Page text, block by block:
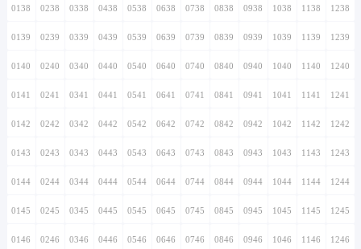
0138 0238 0338 0438 0538 0638 0738 0838 0938 1038 1138 1238
0139 0239 0339 0439 0539 0639 0739 0839 0939 1039 1139 1239
0140 0240 0340 0440 0540 0640 0740 0840 0940 1040 1140 1240
0141 0241 0341 0441 0541 0641 0741 0841 0941 1041 1141 1241
0142 0242 0342 0442 0542 0642 0742 0842 0942 1042 1142 1242
0143 0243 0343 0443 0543 0643 0743 0843 0943 1043 1143 1243
0144 0244 0344 0444 0544 0644 0744 0844 0944 1044 1144 1244
0145 0245 0345 0445 0545 0645 0745 0845 0945 1045 1145 1245
0146 0246 0346 0446 0546 0646 0746 0846 0946 1046 1146 1246